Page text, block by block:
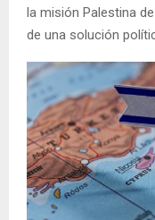
la misión Palestina
de una solución